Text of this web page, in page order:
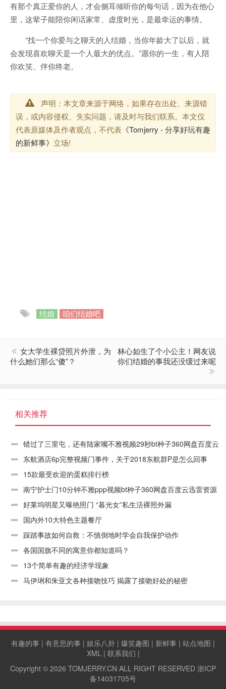
有那个真正爱你的人，才会侧耳倾听你的每句话，因为在他心
里，这辈子能陪你闲话家常、虚度时光，是最幸运的事情。
“找一个你爱与之聊天的人结婚，当你年龄大了以后，就
会发现喜欢聊天是一个人最大的优点。”愿你的一生，有人陪
你欢笑、伴你终老。
声明：本文章来源于网络，如果存在出处、来源错
误，或内容侵权、失实问题，请及时与我们联系。本文仅
代表原媒体及作者观点，不代表 《Tomjerry - 分享好玩有趣
的新鲜事》 立场!
结婚 咱们结婚吧
女大学生裸贷照片外泄，为
什么她们那么“傻”？
林心如生了个小公主！网友说
你们结婚的事我还没缓过来呢
相关推荐
错过了三里屯，还有陆家嘴不雅视频29秒bt种子360网盘百度云
迅雷资源链接下载
东航酒店6p完整视频门事件，关于2018东航群P是怎么回事
15款最受欢迎的蛋糕排行榜
南宁护士门10分钟不雅ppp视频bt种子360网盘百度云迅雷资源
链接下载
好莱坞明星又曝艳照门 “暮光女”私生活裸照外漏
国内外10大特色主题餐厅
踩踏事故如何自救：不慎倒地时学会自我保护动作
各国国旗不同的寓意你都知道吗？
13个简单有趣的经济学现象
马伊琍和朱亚文各种接吻技巧 揭露了接吻好处的秘密
有趣的事 | 有意思的事 | 娱乐八卦 | 爆笑趣图 | 新鲜事 | 站点地图 |
XML| 联系我们 |
Copyright © 2026 TOMJERRY.CN ALL RIGHT RESERVED 浙ICP
备14031705号